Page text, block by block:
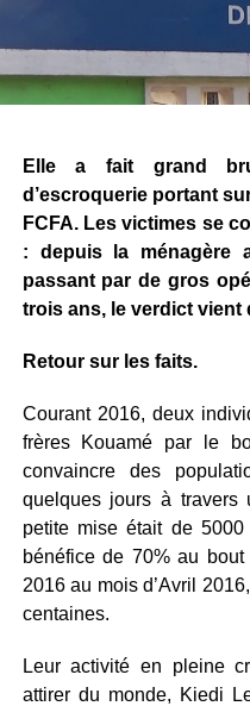
Elle a fait grand
d’escroquerie portant
FCFA. Les victimes se
: depuis la ménagère
passant par de gros
trois ans, le verdict vient
Retour sur les faits.
Courant 2016, deux
frères Kouamé par le
convaincre des
quelques jours à travers
petite mise était de
bénéfice de 70% au
2016 au mois d’Avril
centaines.
Leur activité en pleine
attirer du monde, Kiedi